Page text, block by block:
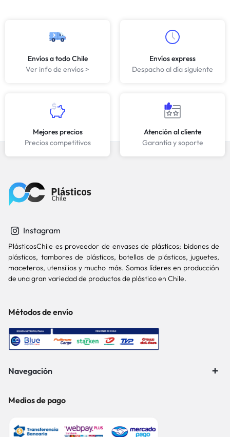
Envíos a todo Chile
Ver info de envíos >
Envíos express
Despacho al día siguiente
Mejores precios
Precios competitivos
Atención al cliente
Garantía y soporte
Instagram
PlásticosChile es proveedor de envases de plásticos; bidones de
plásticos, tambores de plásticos, botellas de plásticos, juguetes,
maceteros, utensilios y mucho más. Somos líderes en producción
de una gran variedad de productos de plástico en Chile.
Métodos de envío
Navegación
Medios de pago